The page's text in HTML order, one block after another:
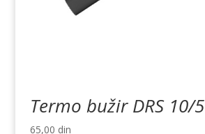
Termo bužir DRS 10/5
65,00 din